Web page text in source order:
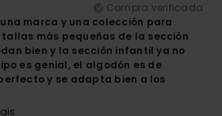
Compra verificada
marca y una colección para
más pequeñas de la sección
bien y la sección infantil ya no
es genial, el algodón es de
y se adapta bien a los